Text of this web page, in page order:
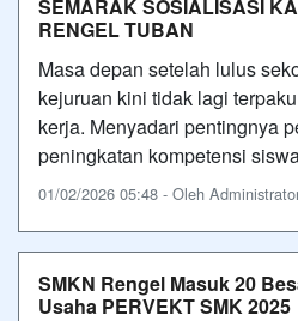
SEMARAK SOSIALISASI
RENGEL TUBAN
Masa depan setelah lulus
kejuruan kini tidak lagi
kerja. Menyadari pentingnya
peningkatan kompetensi
01/02/2026 05:48 - Oleh
SMKN Rengel Masuk 20
Usaha PERVEKT SMK 2025